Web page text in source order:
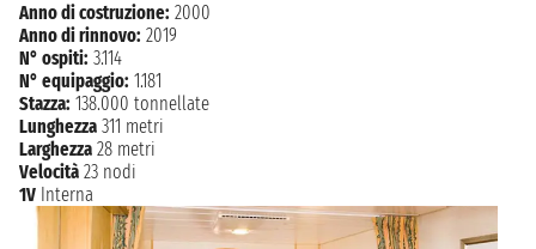
Anno di costruzione: 2000
Anno di rinnovo: 2019
N° ospiti: 3.114
N° equipaggio: 1.181
Stazza: 138.000 tonnellate
Lunghezza 311 metri
Larghezza 28 metri
Velocità 23 nodi
1V Interna